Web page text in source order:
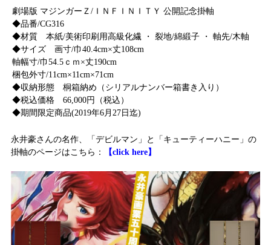
劇場版 マジンガーＺ/ＩＮＦＩＮＩＴＹ 公開記念掛軸
◆品番/CG316
◆材質 本紙/美術印刷用高級化繊 ・ 裂地/綿緞子 ・ 軸先/木軸
◆サイズ 画寸/巾40.4cm×丈108cm
軸幅寸/巾54.5ｃｍ×丈190cm
梱包外寸/11cm×11cm×71cm
◆収納形態 桐箱納め（シリアルナンバー箱書き入り）
◆税込価格 66,000円（税込）
◆期間限定商品(2019年6月27日迄)
永井豪さんの名作、「デビルマン」と「キューティーハニー」の
掛軸のページはこちら：
【click here】